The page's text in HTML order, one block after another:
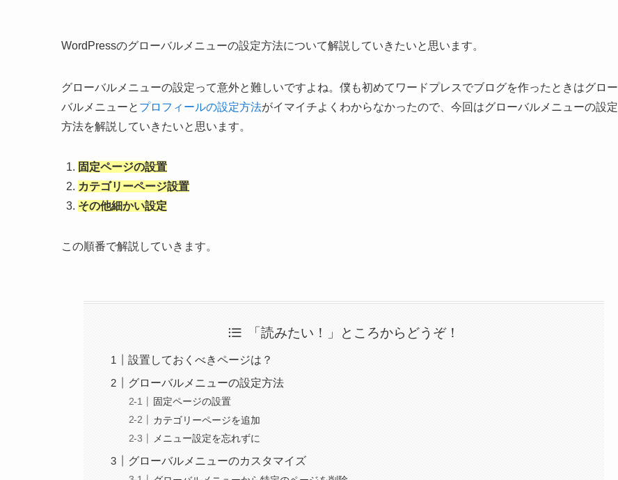
WordPressのグローバルメニューの設定方法について解説していきたいと思います。
グローバルメニューの設定って意外と難しいですよね。僕も初めてワードプレスでブログを作ったときはグロー
バルメニューと プロフィールの設定方法がイマイチよくわからなかったので、今回はグローバルメニューの設定
方法を解説していきたいと思います。
固定ページの設置
カテゴリーページ設置
その他細かい設定
この順番で解説していきます。
「読みたい！」ところからどうぞ！
設置しておくべきページは？
グローバルメニューの設定方法
固定ページの設置
カテゴリーページを追加
メニュー設定を忘れずに
グローバルメニューのカスタマイズ